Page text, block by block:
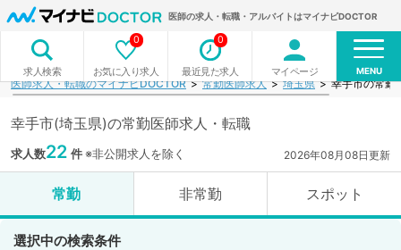
医師の求人・転職・アルバイトはマイナビDOCTOR
求人検索 お気に入り求人
0
最近見た求人
0
マイページ MENU
医師求人・転職のマイナビDOCTOR 常勤医師求人 埼玉県 幸手市の常勤
幸手市(埼玉県)の常勤医師求人・転職
求人数22 件※非公開求人を除く 2026年08月08日更新
常勤 非常勤 スポット
選択中の検索条件